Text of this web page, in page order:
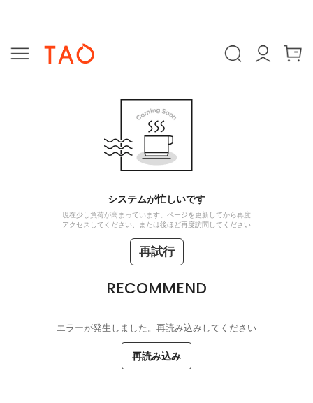
システムが忙しいです
現在少し負荷が高まっています。ページを更新してから再度
アクセスしてください、または後ほど再度訪問してください
再試行
RECOMMEND
エラーが発生しました。再読み込みしてください
再読み込み